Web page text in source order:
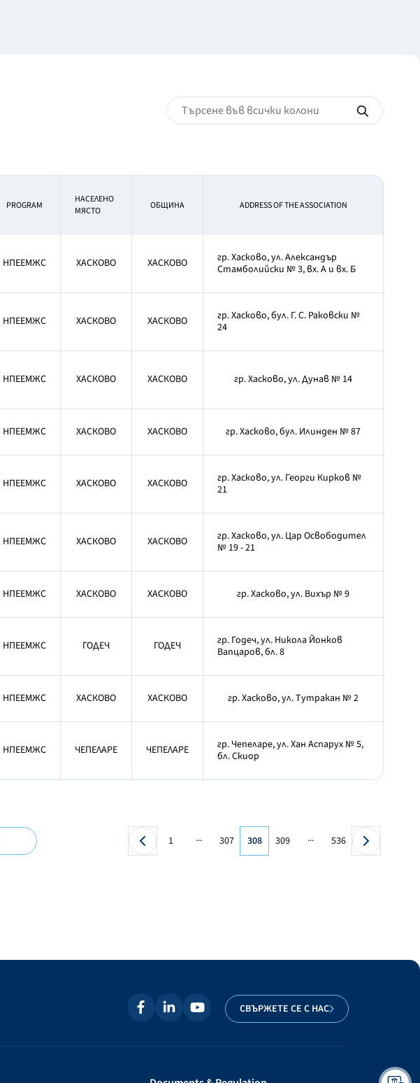
PROGRAM
НАСЕЛЕНО
МЯСТО
OБЩИНА ADDRESS OF THE ASSOCIATION
НПЕЕМЖС ХАСКОВО ХАСКОВО
гр. Хасково, ул. Александър
Стамболийски № 3, вх. А и вх. Б
НПЕЕМЖС ХАСКОВО ХАСКОВО
гр. Хасково, бул. Г. С. Раковски №
24
НПЕЕМЖС ХАСКОВО ХАСКОВО гр. Хасково, ул. Дунав № 14
НПЕЕМЖС ХАСКОВО ХАСКОВО гр. Хасково, бул. Илинден № 87
НПЕЕМЖС ХАСКОВО ХАСКОВО
гр. Хасково, ул. Георги Кирков №
21
НПЕЕМЖС ХАСКОВО ХАСКОВО
гр. Хасково, ул. Цар Освободител
№ 19 - 21
НПЕЕМЖС ХАСКОВО ХАСКОВО гр. Хасково, ул. Вихър № 9
НПЕЕМЖС ГОДЕЧ ГОДЕЧ
гр. Годеч, ул. Никола Йонков
Вапцаров, бл. 8
НПЕЕМЖС ХАСКОВО ХАСКОВО гр. Хасково, ул. Тутракан № 2
НПЕЕМЖС ЧЕПЕЛАРЕ ЧЕПЕЛАРЕ
гр. Чепеларе, ул. Хан Аспарух № 5,
бл. Скиор
1 ... 307 308 309 ... 536
СВЪРЖЕТЕ СЕ С НАС